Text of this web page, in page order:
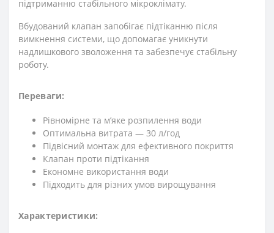
підтриманню стабільного мікроклімату.
Вбудований клапан запобігає підтіканню після
вимкнення системи, що допомагає уникнути
надлишкового зволоження та забезпечує стабільну
роботу.
Переваги:
Рівномірне та м’яке розпилення води
Оптимальна витрата — 30 л/год
Підвісний монтаж для ефективного покриття
Клапан проти підтікання
Економне використання води
Підходить для різних умов вирощування
Характеристики: